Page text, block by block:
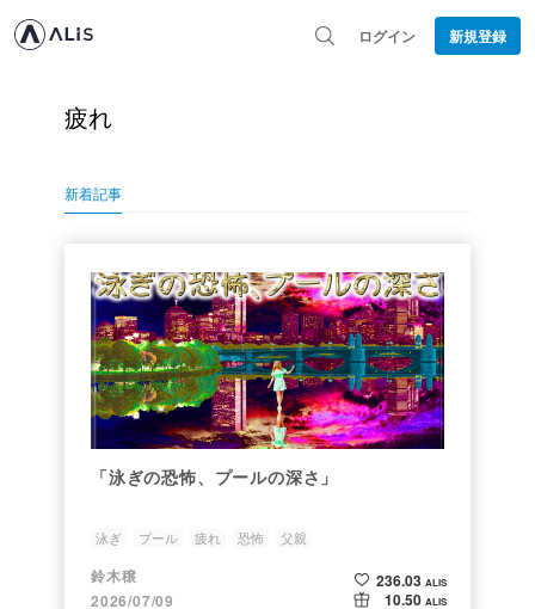
ログイン 新規登録
疲れ
新着記事
「泳ぎの恐怖、プールの深さ」
泳ぎ プール 疲れ 恐怖 父親
鈴木穣
2026/07/09
236.03 ALIS
10.50 ALIS